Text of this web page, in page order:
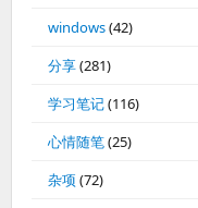
windows(42)
分享(281)
学习笔记(116)
心情随笔(25)
杂项 (72)